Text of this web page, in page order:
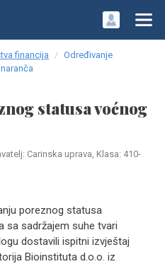
financija
Određivanje
statusa voćnog
Carinska uprava, Klasa: 410-
poreznog statusa
sa sadržajem suhe tvari
dostavili ispitni izvještaj
Bioinstituta d.o.o. iz